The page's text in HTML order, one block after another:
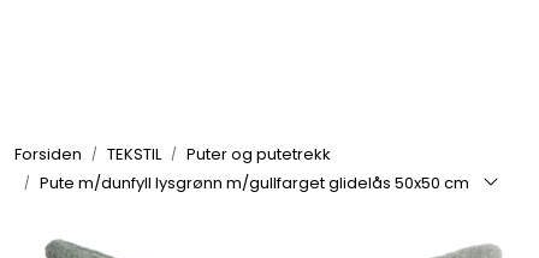
Forsiden TEKSTIL
Puter og putetrekk
Pute m/dunfyll lysgrønn m/gullfarget glidelås 50x50 cm
UTEMILJØ